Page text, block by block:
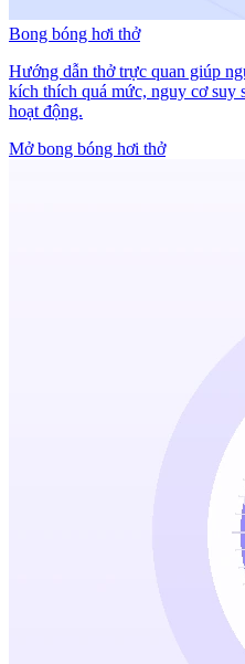
Bong bóng hơi thở
Hướng dẫn thở trực quan giúp
kích thích quá mức, nguy cơ suy
hoạt động.
Mở bong bóng hơi thở